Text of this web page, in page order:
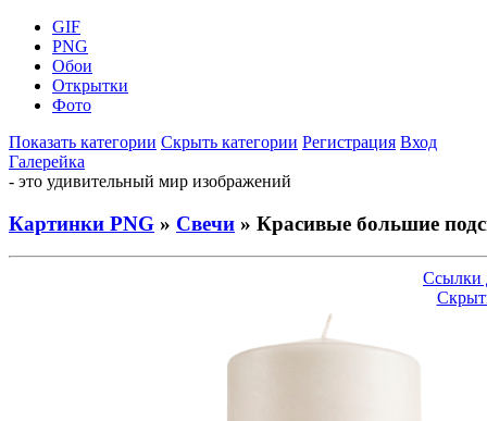
GIF
PNG
Обои
Открытки
Фото
Показать категории Скрыть категории Регистрация Вход
Галерейка
- это удивительный мир изображений
Картинки PNG » Свечи » Красивые большие
Ссылки